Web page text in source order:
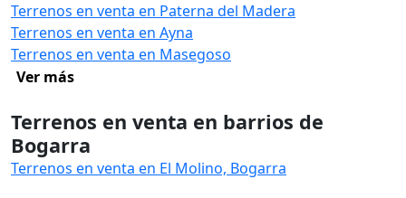
Terrenos en venta en Paterna del Madera
Terrenos en venta en Ayna
Terrenos en venta en Masegoso
Ver más
Terrenos en venta en barrios de
Bogarra
Terrenos en venta en El Molino, Bogarra